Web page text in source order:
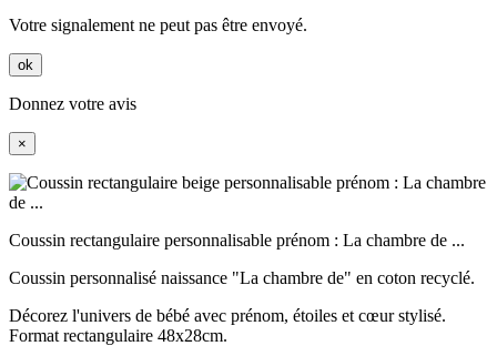
Votre signalement ne peut pas être envoyé.
ok
Donnez votre avis
×
Coussin rectangulaire personnalisable prénom : La chambre de ...
Coussin personnalisé naissance "La chambre de" en coton recyclé.
Décorez l'univers de bébé avec prénom, étoiles et cœur stylisé.
Format rectangulaire 48x28cm.